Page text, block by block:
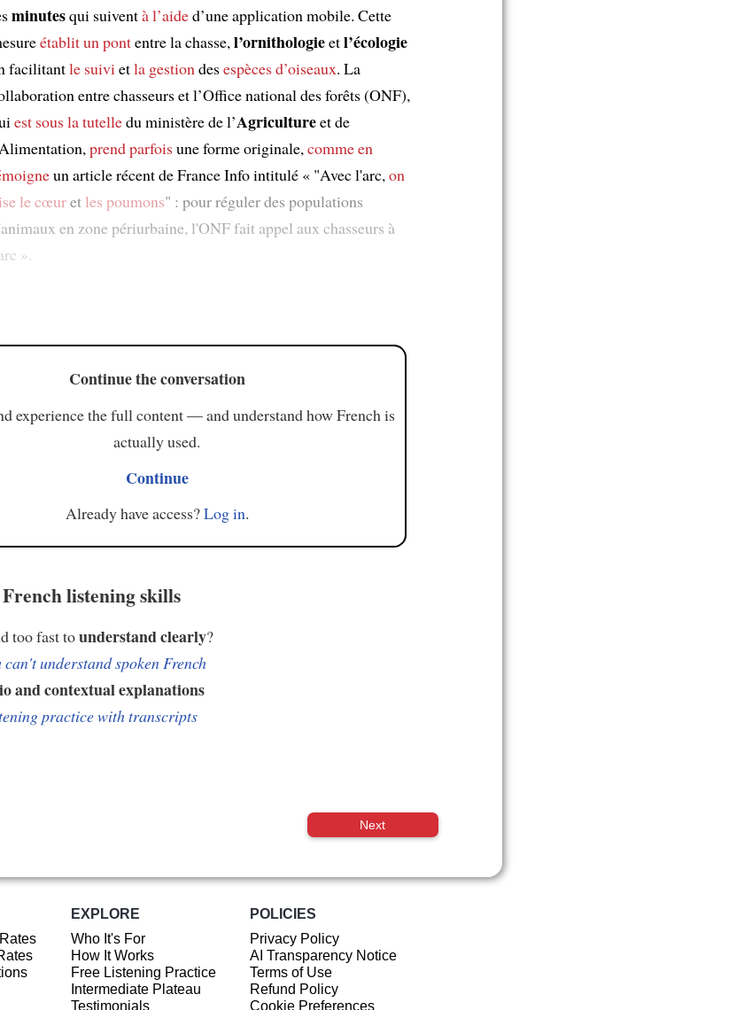
minutesqui suiventà l’aided’une application mobile. Cette
établit un pontentre la chasse, l’ornithologieetl’écologie
facilitantle suivi etla gestion desespèces d’oiseaux. La
entre chasseurs et l’Office national des forêts (ONF),
est sous la tutelledu ministère de l’Agricultureet de
prend parfoisune forme originale, comme en
un article récent de France Info intitulé « "Avec l'arc, on
le cœuret les poumons" : pour réguler des populations
en zone périurbaine, l'ONF fait appel aux chasseurs à
».
Continue the conversation
experience the full content — and understand how French is
actually used.
Continue
Already have access?Log in.
listening skills
too fast tounderstand clearly?
can't understand spoken French
and contextual explanations
practice with transcripts
Next
EXPLORE
Who It's For
How It Works
Free Listening Practice
Intermediate Plateau
Testimonials
POLICIES
Privacy Policy
AI Transparency Notice
Terms of Use
Refund Policy
Cookie Preferences